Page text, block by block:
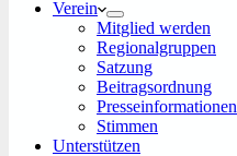
Verein
Mitglied werden
Regionalgruppen
Satzung
Beitragsordnung
Presseinformationen
Stimmen
Unterstützen